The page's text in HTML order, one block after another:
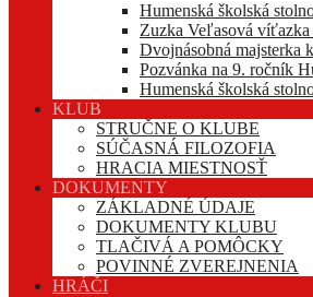
Humenská školská
Zuzka Veľasová víťazka
Dvojnásobná majsterka
Pozvánka na 9. ročník
Humenská školská
KLUB
STRUČNE O KLUBE
SÚČASNÁ FILOZOFIA
HRACIA MIESTNOSŤ
DOKUMENTY
ZÁKLADNÉ ÚDAJE
DOKUMENTY KLUBU
TLAČIVÁ A POMÔCKY
POVINNÉ ZVEREJNENIA
HRÁČI